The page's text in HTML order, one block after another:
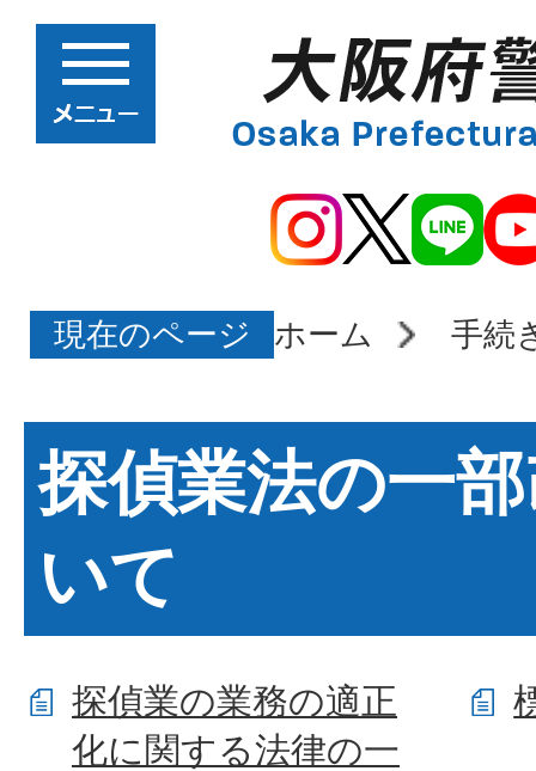
現在のページ ホーム 手続
探偵業法の一
いて
探偵業の業務の適正
化に関する法律の一